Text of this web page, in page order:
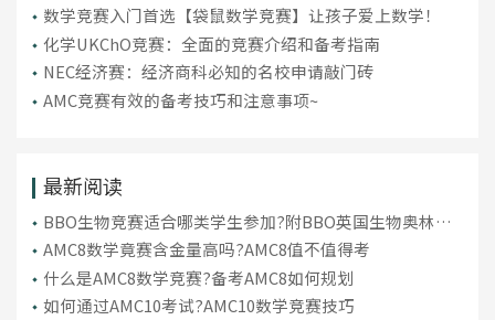
数学竞赛入门首选【袋鼠数学竞赛】让孩子爱上数学！
化学UKChO竞赛：全面的竞赛介绍和备考指南
NEC经济赛：经济商科必知的名校申请敲门砖
AMC竞赛有效的备考技巧和注意事项~
最新阅读
BBO生物竞赛适合哪类学生参加?附BBO英国生物奥林匹
克优势
AMC8数学竟赛含金量高吗?AMC8值不值得考
什么是AMC8数学竞赛?备考AMC8如何规划
如何通过AMC10考试?AMC10数学竞赛技巧